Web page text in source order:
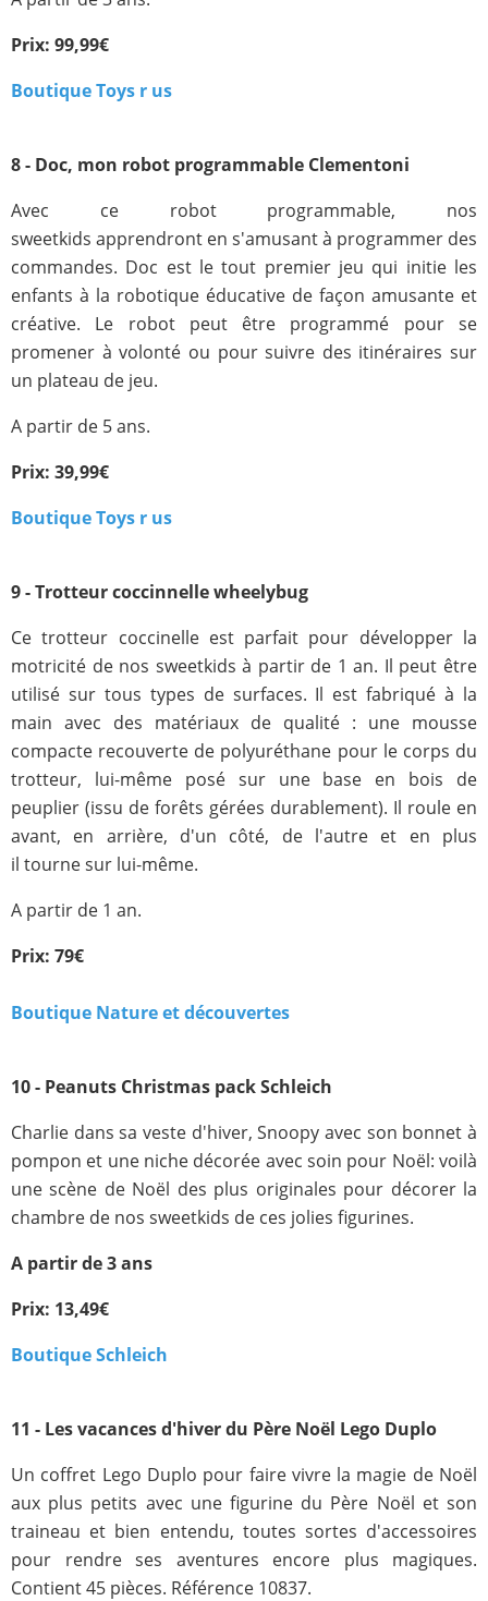
Prix: 99,99€
Boutique Toys r us
8 - Doc, mon robot programmable Clementoni
Avec ce robot programmable, nos
sweetkids apprendront en s'amusant à programmer des
commandes. Doc est le tout premier jeu qui initie les
enfants à la robotique éducative de façon amusante et
créative. Le robot peut être programmé pour se
promener à volonté ou pour suivre des itinéraires sur
un plateau de jeu.
A partir de 5 ans.
Prix: 39,99€
Boutique Toys r us
9 - Trotteur coccinnelle wheelybug
Ce trotteur coccinelle est parfait pour développer la
motricité de nos sweetkids à partir de 1 an. Il peut être
utilisé sur tous types de surfaces. Il est fabriqué à la
main avec des matériaux de qualité : une mousse
compacte recouverte de polyuréthane pour le corps du
trotteur, lui-même posé sur une base en bois de
peuplier (issu de forêts gérées durablement). Il roule en
avant, en arrière, d'un côté, de l'autre et en plus
il tourne sur lui-même.
A partir de 1 an.
Prix: 79€
Boutique Nature et découvertes
10 - Peanuts Christmas pack Schleich
Charlie dans sa veste d'hiver, Snoopy avec son bonnet à
pompon et une niche décorée avec soin pour Noël: voilà
une scène de Noël des plus originales pour décorer la
chambre de nos sweetkids de ces jolies figurines.
A partir de 3 ans
Prix: 13,49€
Boutique Schleich
11 - Les vacances d'hiver du Père Noël Lego Duplo
Un coffret Lego Duplo pour faire vivre la magie de Noël
aux plus petits avec une figurine du Père Noël et son
traineau et bien entendu, toutes sortes d'accessoires
pour rendre ses aventures encore plus magiques.
Contient 45 pièces. Référence 10837.